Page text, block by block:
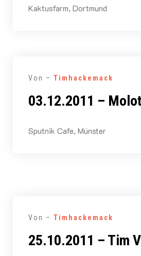
Kaktusfarm, Dortmund
Von – Timhackemack
03.12.2011 –
Sputnik Cafe, Münster
Von – Timhackemack
25.10.2011 – Tim